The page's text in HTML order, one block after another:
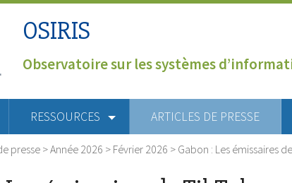
OSIRIS
Observatoire sur les systèmes
RESSOURCES ARTICLES DE PRESSE
presse>Année 2026 > Février 2026 > Gabon : Les émissaires